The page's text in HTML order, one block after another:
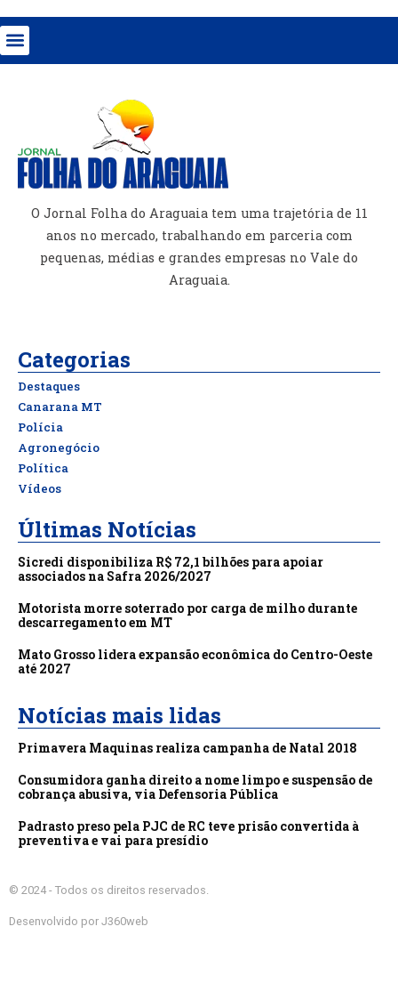
O Jornal Folha do Araguaia tem uma trajetória de 11
anos no mercado, trabalhando em parceria com
pequenas, médias e grandes empresas no Vale do
Araguaia.
Categorias
Destaques
Canarana MT
Polícia
Agronegócio
Política
Vídeos
Últimas Notícias
Sicredi disponibiliza R$ 72,1 bilhões para apoiar
associados na Safra 2026/2027
Motorista morre soterrado por carga de milho durante
descarregamento em MT
Mato Grosso lidera expansão econômica do Centro-Oeste
até 2027
Notícias mais lidas
Primavera Maquinas realiza campanha de Natal 2018
Consumidora ganha direito a nome limpo e suspensão de
cobrança abusiva, via Defensoria Pública
Padrasto preso pela PJC de RC teve prisão convertida à
preventiva e vai para presídio
© 2024 - Todos os direitos reservados.
Desenvolvido por J360web